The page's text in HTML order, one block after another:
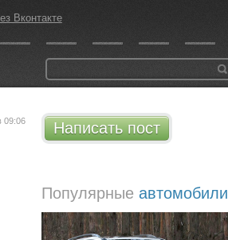
Вконтакте
Написать пост
Популярные автомобили
09:06